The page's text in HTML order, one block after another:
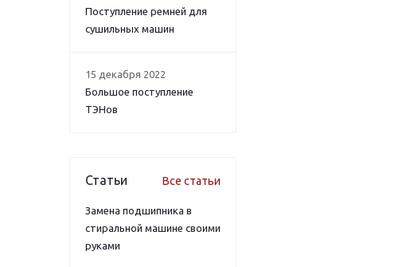
Поступление ремней для
сушильных машин
15 декабря 2022
Большое поступление
ТЭНов
Статьи Все статьи
Замена подшипника в
стиральной машине своими
руками